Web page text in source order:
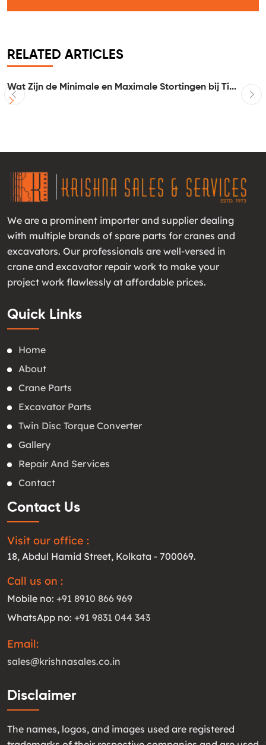
RELATED ARTICLES
Wat Zijn de Minimale en Maximale Stortingen bij Ti...
We are a prominent importer and supplier dealing
with multiple brands of spare parts for cranes and
excavators. Our professionals are well-versed in
crane and excavator repair work to make your
project work flawlessly at affordable prices.
Quick Links
Home
About
Crane Parts
Excavator Parts
Twin Disc Torque Converter
Gallery
Repair And Services
Contact
Contact Us
Visit our office :
18, Abdul Hamid Street, Kolkata - 700069.
Call us on :
Mobile no: +91 8910 866 969
WhatsApp no: +91 9831 044 343
Email:
sales@krishnasales.co.in
Disclaimer
The names, logos, and images used are registered